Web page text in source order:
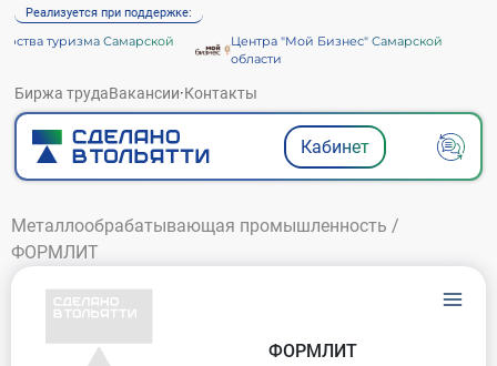
Реализуется при поддержке:
туризма Самарской
Центра "Мой Бизнес" Самарской
области
Биржа трудаВакансии·Контакты
Кабинет
Металлообрабатывающая промышленность /
ФОРМЛИТ
ФОРМЛИТ